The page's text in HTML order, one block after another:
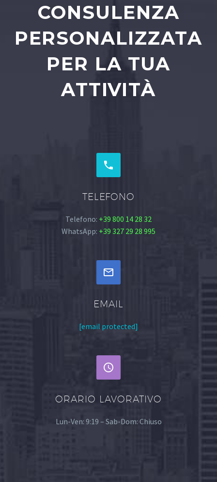
CONSULENZA
PERSONALIZZATA
PER LA TUA
ATTIVITÀ


TELEFONO
Telefono: +39 800 14 28 32
WhatsApp: +39 327 29 28 995


EMAIL
[email protected]


ORARIO LAVORATIVO
Lun-Ven: 9:19 – Sab-Dom: Chiuso